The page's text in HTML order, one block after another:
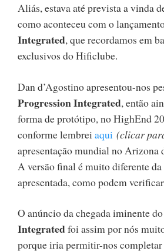
Aliás, estava até prevista a vinda
como aconteceu com o
Integrated, que recordamos em
exclusivos do Hificlube.
Dan d’Agostino apresentou-nos
Progression Integrated, então
forma de protótipo, no HighEnd
conforme lembrei aqui (clicar
apresentação mundial no Arizona
A versão final é muito diferente
apresentada, como podem
O anúncio da chegada iminente do
Integratedfoi assim por nós
porque iria permitir-nos